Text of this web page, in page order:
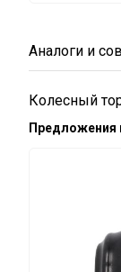
Аналоги и
Колесный
Предложения